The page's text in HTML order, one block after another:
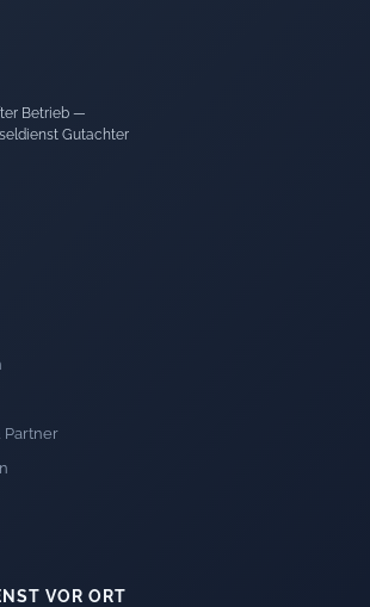
Betrieb —
Gutachter
Partner
VOR ORT